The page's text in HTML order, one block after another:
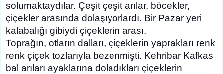
solumaktaydılar. Çeşit çeşit arılar, böcekler,
çiçekler arasında dolaşıyorlardı. Bir Pazar yeri
kalabalığı gibiydi çiçeklerin arası.
Toprağın, otların dalları, çiçeklerin yaprakları renk
renk çiçek tozlarıyla bezenmişti. Kehribar Kafkas
bal arıları ayaklarına doladıkları çiçeklerin